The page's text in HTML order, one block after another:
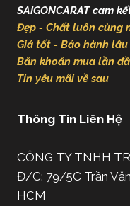
SAIGONCARAT cam
Đẹp - Chất luôn cùng
Giá tốt - Bảo hành lâu
Băn khoăn mua lần
Tin yêu mãi về sau
Thông Tin Liên Hệ
CÔNG TY TNHH
Đ/C: 79/5C Trần
HCM